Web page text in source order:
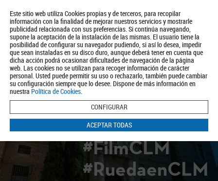
Este sitio web utiliza Cookies propias y de terceros, para recopilar
información con la finalidad de mejorar nuestros servicios y mostrarle
publicidad relacionada con sus preferencias. Si continúa navegando,
supone la aceptación de la instalación de las mismas. El usuario tiene la
posibilidad de configurar su navegador pudiendo, si así lo desea, impedir
que sean instaladas en su disco duro, aunque deberá tener en cuenta que
dicha acción podrá ocasionar dificultades de navegación de la página
web. Las cookies no se utilizan para recoger información de carácter
personal. Usted puede permitir su uso o rechazarlo, también puede cambiar
su configuración siempre que lo desee. Dispone de más información en
nuestra Política de Cookies.
CONFIGURAR
ACEPTAR TODAS
Quiénes somos Turismo Política de Privacidad Aviso Legal
Política de Cookies
BUSCAR
#FilmCLM
#RuedaenCLM